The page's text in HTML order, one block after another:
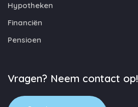
Hypotheken
Financiën
Pensioen
Vragen? Neem contact op!